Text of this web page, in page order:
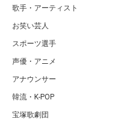
歌手・アーティスト
お笑い芸人
スポーツ選手
声優・アニメ
アナウンサー
韓流・K-POP
宝塚歌劇団